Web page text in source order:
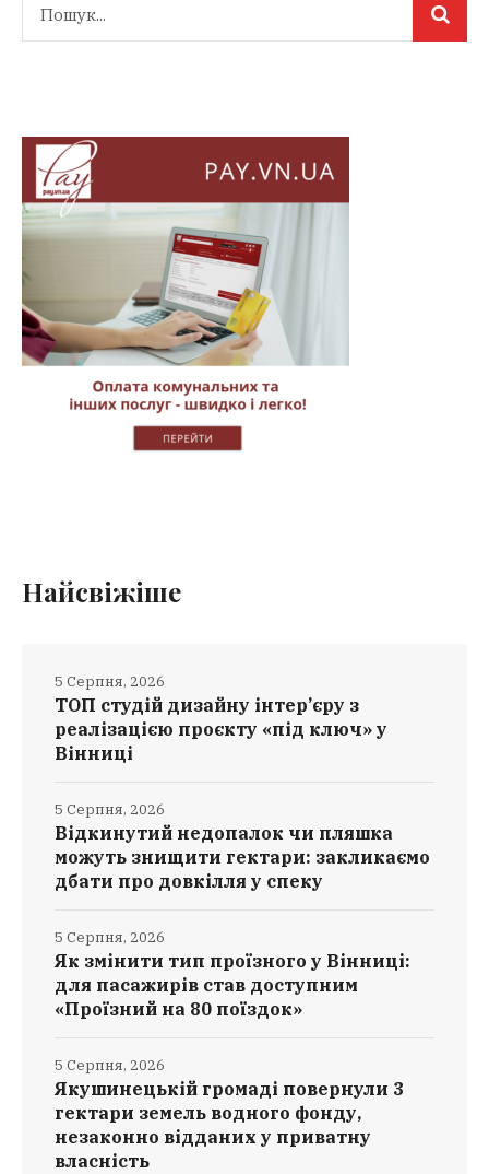
Найсвіжіше
ТОП студій дизайну інтер’єру з
реалізацією проєкту «під ключ» у
Вінниці
5 Серпня, 2026
Відкинутий недопалок чи пляшка
можуть знищити гектари: закликаємо
дбати про довкілля у спеку
5 Серпня, 2026
Як змінити тип проїзного у Вінниці:
для пасажирів став доступним
«Проїзний на 80 поїздок»
5 Серпня, 2026
Якушинецькій громаді повернули 3
гектари земель водного фонду,
незаконно відданих у приватну
власність
5 Серпня, 2026